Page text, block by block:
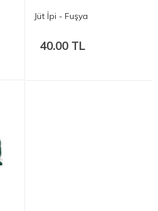
Jüt İpi - Fuşya
40.00 TL